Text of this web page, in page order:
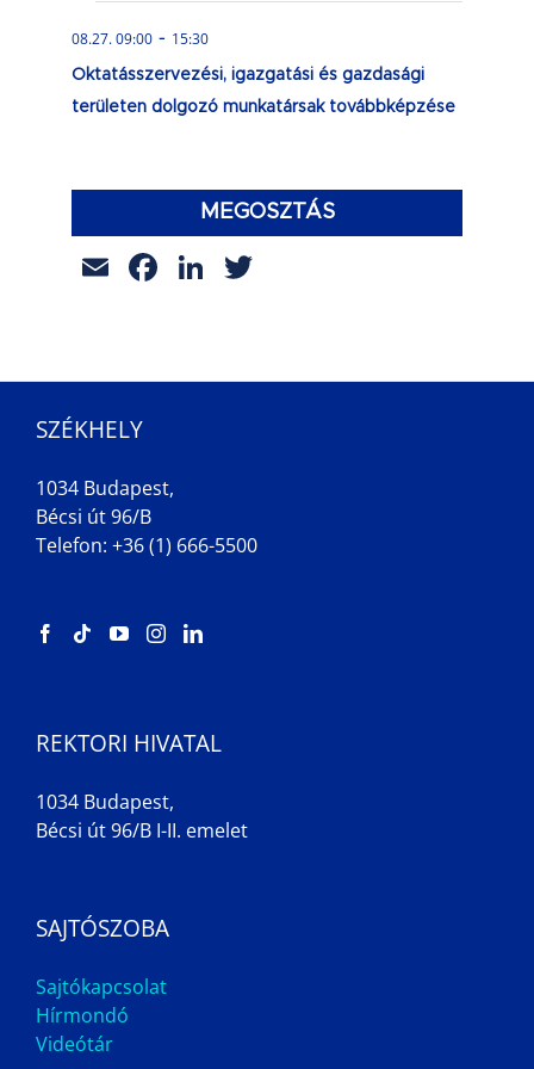
08.27. 09:00 - 15:30
Oktatásszervezési, igazgatási és gazdasági
területen dolgozó munkatársak továbbképzése
MEGOSZTÁS
EmailFacebook
LinkedIn
SZÉKHELY
1034 Budapest,
Bécsi út 96/B
Telefon: +36 (1) 666-5500
REKTORI HIVATAL
1034 Budapest,
Bécsi út 96/B I-II. emelet
SAJTÓSZOBA
Sajtókapcsolat
Hírmondó
Videótár